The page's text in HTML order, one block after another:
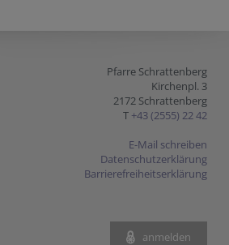
Pfarre Schrattenberg
Kirchenpl. 3
2172 Schrattenberg
T +43 (2555) 22 42
E-Mail schreiben
Datenschutzerklärung
Barrierefreiheitserklärung
anmelden